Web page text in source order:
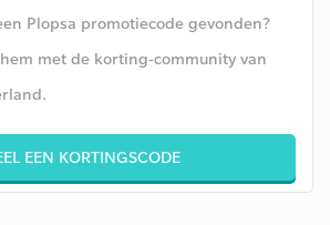
Plopsa promotiecode gevonden?
met de korting-community van
EEN KORTINGSCODE